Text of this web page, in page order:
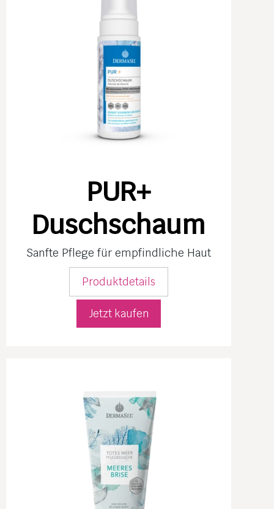
PUR+
Duschschaum
Sanfte Pflege für empfind­liche Haut
Produktdetails
Jetzt kaufen